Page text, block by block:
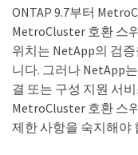
ONTAP 9.7부터
MetroCluster 호환 스
위치는 NetApp의 검
니다. 그러나 NetApp
결 또는 구성 지원 서
MetroCluster 호환 스
제한 사항을 숙지해야